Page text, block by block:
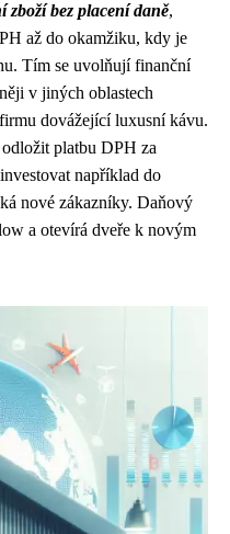
zboží bez placení daně,
až do okamžiku, kdy je
Tím se uvolňují finanční
v jiných oblastech
dovážející luxusní kávu.
platbu DPH za
například do
nové zákazníky. Daňový
a otevírá dveře k novým